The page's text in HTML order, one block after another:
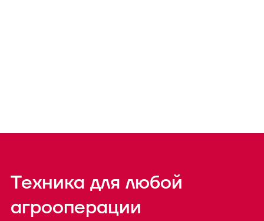
Техника для любой
агрооперации